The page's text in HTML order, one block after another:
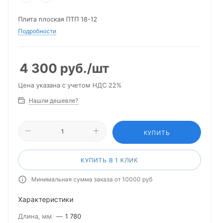
Плита плоская ПТП 18-12
Подробности
4 300 руб./шт
Цена указана с учетом НДС 22%
Нашли дешевле?
КУПИТЬ
КУПИТЬ В 1 КЛИК
Минимальная сумма заказа от 10000 руб
Характеристики
Длина, мм — 1 780